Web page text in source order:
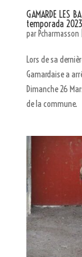
GAMARDE LES
temporada
par Pcharmasson
Lors de sa
Gamardaise a
Dimanche 26
de la commune.